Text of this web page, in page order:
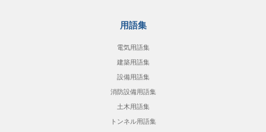
用語集
電気用語集
建築用語集
設備用語集
消防設備用語集
土木用語集
トンネル用語集